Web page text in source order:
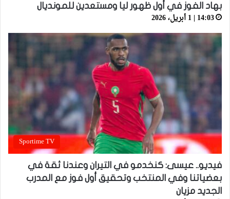
بهاد الفوز في أول ظهور ليا ومستعدين للمونديال
14:03 | 1 أبريل، 2026
Sportime TV
فيديو.. عيسى: كنخدمو في التيران وعندنا ثقة في
بعضياتنا وفي المنتخب وتحقيق أول فوز مع المدرب
الجديد مزيان